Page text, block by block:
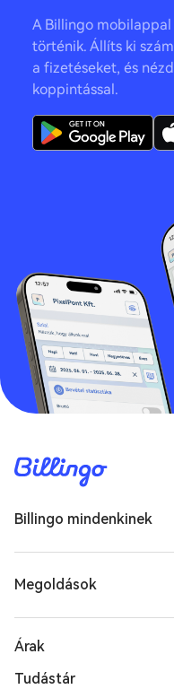
A Billingo
történik. Állíts ki
a fizetéseket, és
koppintással.
Billingo mindenkinek
Megoldások
Árak
Tudástár